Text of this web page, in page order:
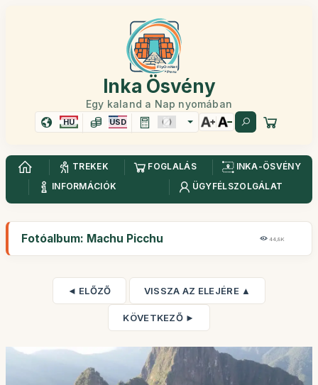
Inka Ösvény
Egy kaland a Nap nyomában
HU USD
TREKEK FOGLALÁS
INKA-ÖSVÉNY
INFORMÁCIÓK
ÜGYFÉLSZOLGÁLAT
Fotóalbum: Machu Picchu 44,8K
◄ ELŐZŐ VISSZA AZ ELEJÉRE ▲
KÖVETKEZŐ ►